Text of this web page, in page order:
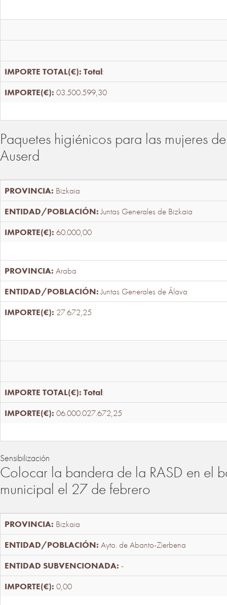
Total:
03.500.599,30
Paquetes higiénicos para las mujeres
Auserd
Bizkaia
Juntas Generales de Bizkaia
60.000,00
Araba
Juntas Generales de Álava
27.672,25
Total:
06.000.027.672,25
Sensibilización
Colocar la bandera de la RASD en el
municipal el 27 de febrero
Bizkaia
Ayto. de Abanto-Zierbena
-
0,00